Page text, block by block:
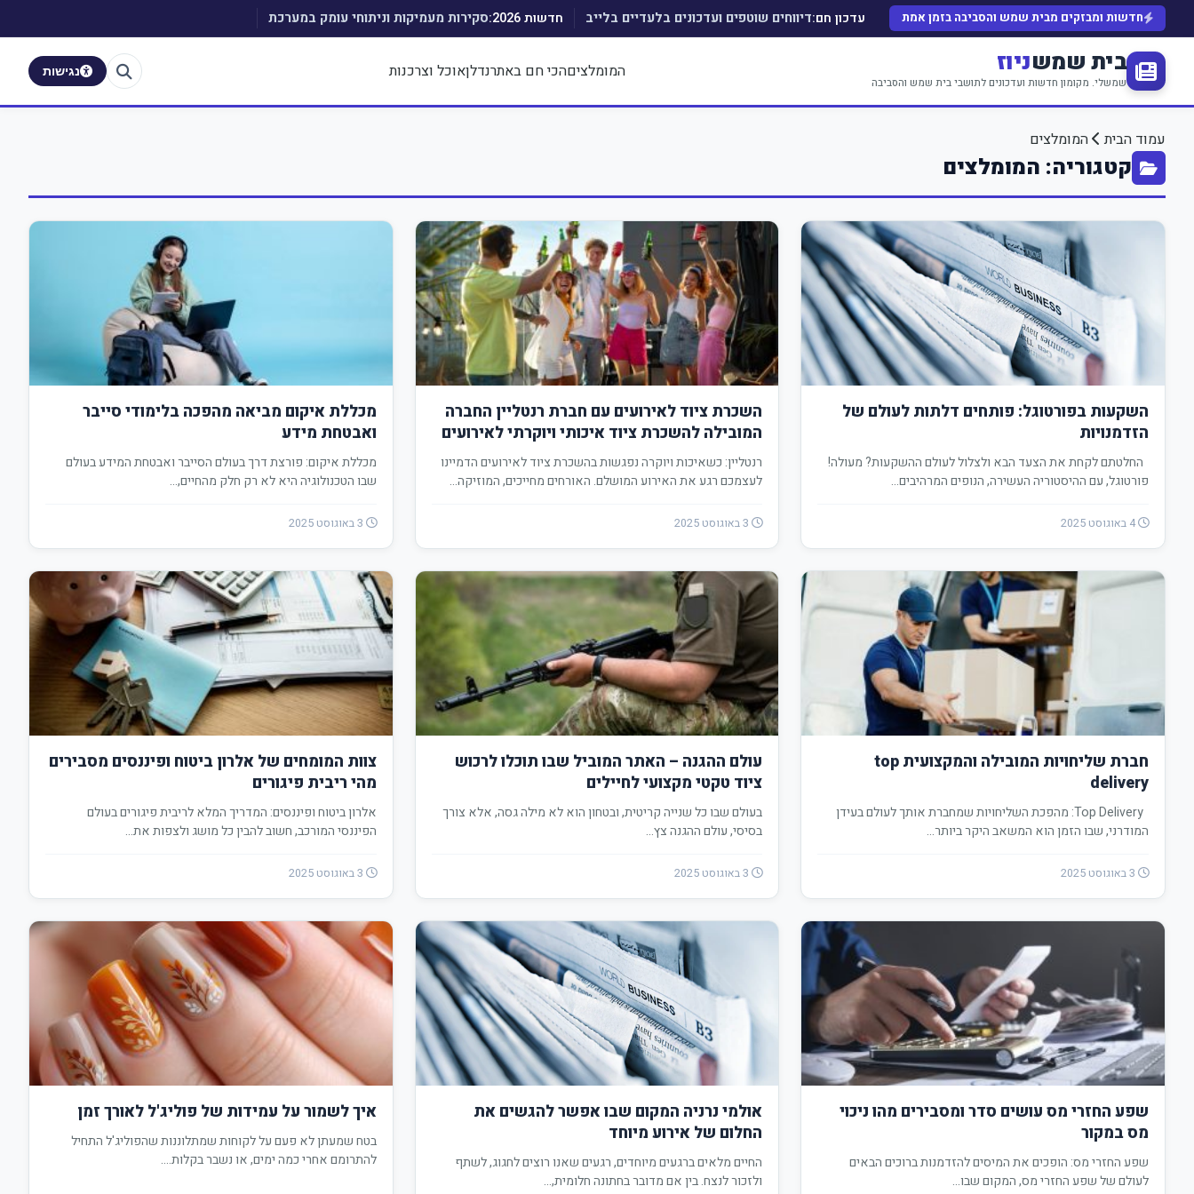
חדשות ומבזקים מבית שמש והסביבה בזמן אמת עדכון חם:דיווחים שוטפים ועדכונים בלעדיים בלייב חדשות 2026: סקירות מעמיקות וניתוחי עומק במערכת
בית שמשניוז
שמשלי. מקומון חדשות ועדכונים לתושבי בית שמש והסביבה
המומלציםהכי חם באתרנדלןאוכל וצרכנות נגישות
עמוד הבית המומלצים
קטגוריה: המומלצים
השקעות בפורטוגל: פותחים דלתות לעולם של
הזדמנויות
החלטתם לקחת את הצעד הבא ולצלול לעולם ההשקעות? מעולה!
פורטוגל, עם ההיסטוריה העשירה, הנופים המרהיבים…
השכרת ציוד לאירועים עם חברת רנטליין החברה
המובילה להשכרת ציוד איכותי ויוקרתי לאירועים
רנטליין: כשאיכות ויוקרה נפגשות בהשכרת ציוד לאירועים הדמיינו
לעצמכם רגע את האירוע המושלם. האורחים מחייכים, המוזיקה…
3 באוגוסט 2025
מכללת איקום מביאה מהפכה בלימודי סייבר
ואבטחת מידע
מכללת איקום: פורצת דרך בעולם הסייבר ואבטחת המידע בעולם
שבו הטכנולוגיה היא לא רק חלק מהחיים,…
חברת שליחויות המובילה והמקצועית top
delivery
Top Delivery: מהפכת השליחויות שמחברת אותך לעולם בעידן
המודרני, שבו הזמן הוא המשאב היקר ביותר…
עולם ההגנה – האתר המוביל שבו תוכלו לרכוש
ציוד טקטי מקצועי לחיילים
בעולם שבו כל שנייה קריטית, ובטחון הוא לא מילה גסה, אלא צורך
בסיסי, עולם ההגנה צץ…
3 באוגוסט 2025
צוות המומחים של אלרון ביטוח ופיננסים מסבירים
מהי ריבית פיגורים
אלרון ביטוח ופיננסים: המדריך המלא לריבית פיגורים בעולם
הפיננסי המורכב, חשוב להבין כל מושג ולצפות את…
שפע החזרי מס עושים סדר ומסבירים מהו ניכוי
מס במקור
שפע החזרי מס: הופכים את המיסים להזדמנות ברוכים הבאים
לעולם של שפע החזרי מס, המקום שבו…
אולמי נרניה המקום שבו אפשר להגשים את
החלום של אירוע מיוחד
החיים מלאים ברגעים מיוחדים, רגעים שאנו רוצים לחגוג, לשתף
ולזכור לנצח. בין אם מדובר בחתונה חלומית,…
איך לשמור על עמידות של פוליג'ל לאורך זמן
בטח שמעתן לא פעם על לקוחות שמתלוננות שהפוליג'ל התחיל
להתרומם אחרי כמה ימים, או נשבר בקלות.…